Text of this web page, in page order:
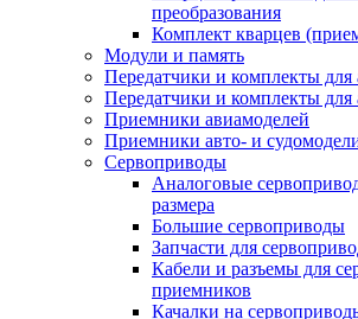
преобразования
Комплект кварцев
Модули и память
Передатчики и комплекты для
Передатчики и комплекты для
Приемники авиамоделей
Приемники авто- и
Сервоприводы
Аналоговые
размера
Большие сервоприводы
Запчасти для
Кабели и разъемы для
приемников
Качалки на